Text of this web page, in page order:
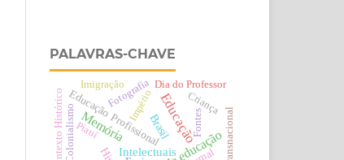
PALAVRAS-CHAVE
Educação
Memória
Intelectuais
Brasil
Educação Profissional
Império
Dia do Professor
Fontes
ColonialismoPiauí
Fotografia
Imigração
Criança
Contexto Histórico